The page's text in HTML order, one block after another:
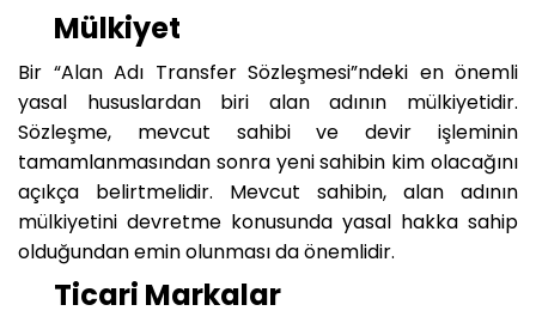
Mülkiyet
Bir “Alan Adı Transfer Sözleşmesi”ndeki en önemli
yasal hususlardan biri alan adının mülkiyetidir.
Sözleşme, mevcut sahibi ve devir işleminin
tamamlanmasından sonra yeni sahibin kim olacağını
açıkça belirtmelidir. Mevcut sahibin, alan adının
mülkiyetini devretme konusunda yasal hakka sahip
olduğundan emin olunması da önemlidir.
Ticari Markalar